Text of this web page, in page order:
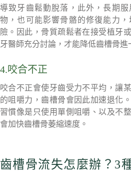
導致牙齒鬆動脫落，此外，長期
物，也可能影響骨骼的修復能力
險。因此，骨質疏鬆者在接受植牙
牙醫師充分討論，才能降低齒槽骨進
4.咬合不正
咬合不正會使牙齒受力不平均，讓
的咀嚼力，齒槽骨會因此加速退化
習慣像是只使用單側咀嚼、以及不
會加快齒槽骨萎縮速度。
齒槽骨流失怎麼辦？3